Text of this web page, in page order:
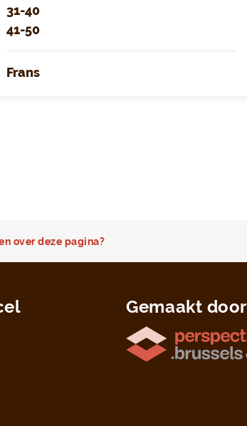
31-40
41-50
Frans
over deze pagina?
Gemaakt door